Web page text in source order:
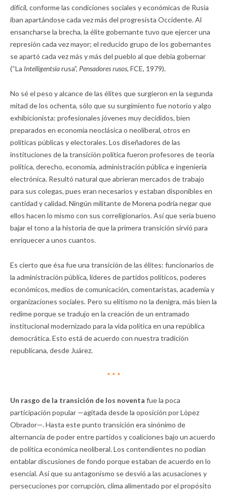
difícil, conforme las condiciones sociales y económicas de Rusia
iban apartándose cada vez más del progresista Occidente. Al
ensancharse la brecha, la élite gobernante tuvo que ejercer una
represión cada vez mayor; el reducido grupo de los gobernantes
se apartó cada vez más y más del pueblo al que debía gobernar
(“La Intelligentsiarusa”, Pensadores rusos, FCE, 1979).
No sé el peso y alcance de las élites que surgieron en la segunda
mitad de los ochenta, sólo que su surgimiento fue notorio y algo
exhibicionista: profesionales jóvenes muy decididos, bien
preparados en economía neoclásica o neoliberal, otros en
políticas públicas y electorales. Los diseñadores de las
instituciones de la transición política fueron profesores de teoría
política, derecho, economía, administración pública e ingeniería
electrónica. Resultó natural que abrieran mercados de trabajo
para sus colegas, pues eran necesarios y estaban disponibles en
cantidad y calidad. Ningún militante de Morena podría negar que
ellos hacen lo mismo con sus correligionarios. Así que sería bueno
bajar el tono a la historia de que la primera transición sirvió para
enriquecer a unos cuantos.
Es cierto que ésa fue una transición de las élites: funcionarios de
la administración pública, líderes de partidos políticos, poderes
económicos, medios de comunicación, comentaristas, academia y
organizaciones sociales. Pero su elitismo no la denigra, más bien la
redime porque se tradujo en la creación de un entramado
institucional modernizado para la vida política en una república
democrática. Esto está de acuerdo con nuestra tradición
republicana, desde Juárez.
* * *
Un rasgo de la transición de los noventa fue la poca
participación popular —agitada desde la oposición por López
Obrador—. Hasta este punto transición era sinónimo de
alternancia de poder entre partidos y coaliciones bajo un acuerdo
de política económica neoliberal. Los contendientes no podían
entablar discusiones de fondo porque estaban de acuerdo en lo
esencial. Así que su antagonismo se desvió a las acusaciones y
persecuciones por corrupción, clima alimentado por el propósito